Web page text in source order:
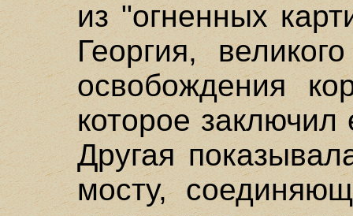
из "огненных
Георгия,
освобождения
которое заключил
Другая
мосту,